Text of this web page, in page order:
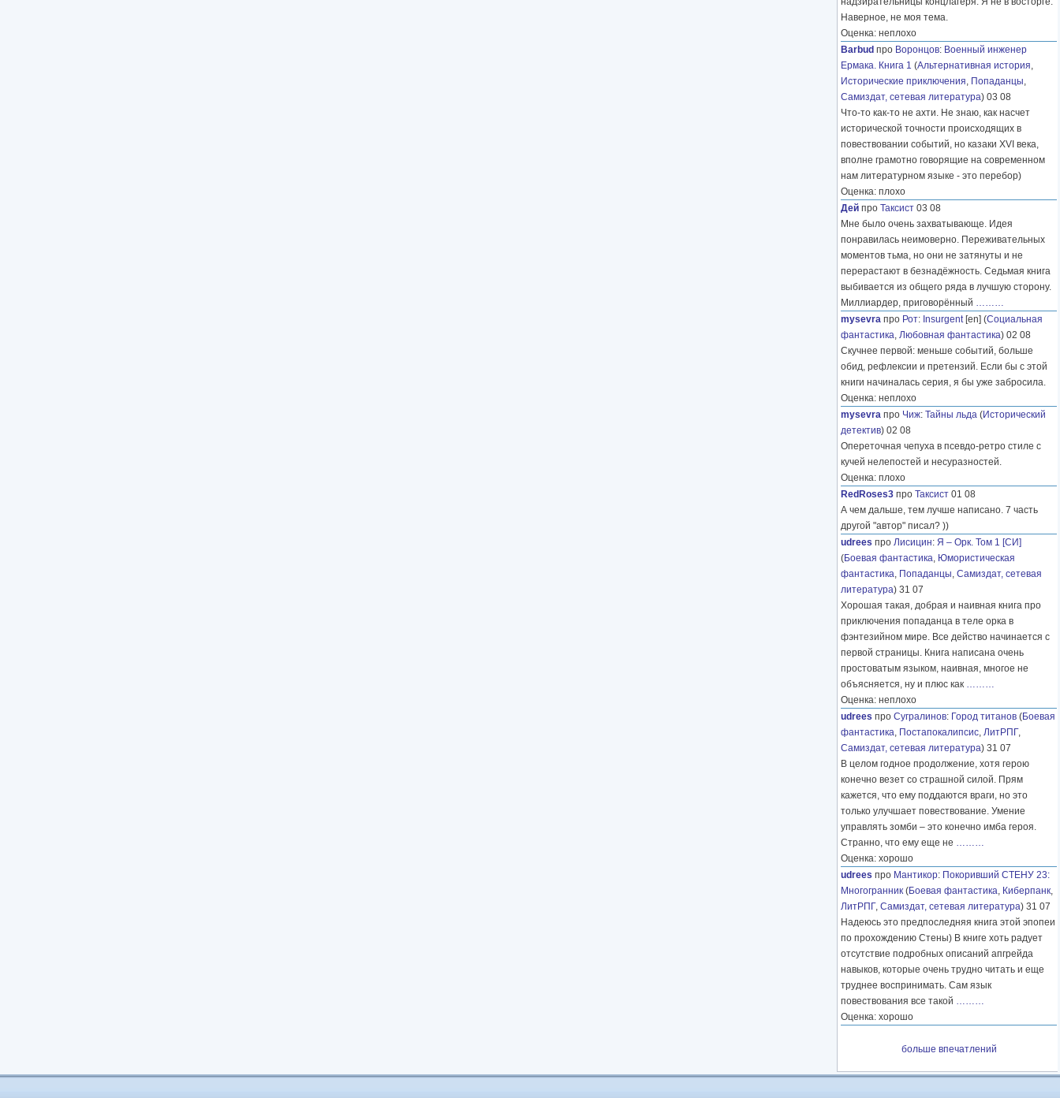
Наверное, не моя тема.
Оценка: неплохо
Barbud про Воронцов: Военный инженер
Ермака. Книга 1 (Альтернативная история,
Исторические приключения, Попаданцы,
Самиздат, сетевая литература) 03 08
Что-то как-то не ахти. Не знаю, как насчет
исторической точности происходящих в
повествовании событий, но казаки XVI века,
вполне грамотно говорящие на современном
нам литературном языке - это перебор)
Оценка: плохо
Дей про Таксист 03 08
Мне было очень захватывающе. Идея
понравилась неимоверно. Переживательных
моментов тьма, но они не затянуты и не
перерастают в безнадёжность. Седьмая книга
выбивается из общего ряда в лучшую сторону.
Миллиардер, приговорённый ………
mysevra про Рот: Insurgent[en] (Социальная
фантастика, Любовная фантастика) 02 08
Скучнее первой: меньше событий, больше
обид, рефлексии и претензий. Если бы с этой
книги начиналась серия, я бы уже забросила.
Оценка: неплохо
mysevra про Чиж: Тайны льда (Исторический
детектив) 02 08
Опереточная чепуха в псевдо-ретро стиле с
кучей нелепостей и несуразностей.
Оценка: плохо
RedRoses3 про Таксист 01 08
А чем дальше, тем лучше написано. 7 часть
другой "автор" писал? ))
udrees про Лисицин: Я – Орк. Том 1 [СИ]
(Боевая фантастика, Юмористическая
фантастика, Попаданцы, Самиздат, сетевая
литература) 31 07
Хорошая такая, добрая и наивная книга про
приключения попаданца в теле орка в
фэнтезийном мире. Все действо начинается с
первой страницы. Книга написана очень
простоватым языком, наивная, многое не
объясняется, ну и плюс как ………
Оценка: неплохо
udrees про Сугралинов: Город титанов (Боевая
фантастика, Постапокалипсис, ЛитРПГ,
Самиздат, сетевая литература) 31 07
В целом годное продолжение, хотя герою
конечно везет со страшной силой. Прям
кажется, что ему поддаются враги, но это
только улучшает повествование. Умение
управлять зомби – это конечно имба героя.
Странно, что ему еще не ………
Оценка: хорошо
udrees про Мантикор: Покоривший СТЕНУ 23:
Многогранник (Боевая фантастика, Киберпанк,
ЛитРПГ, Самиздат, сетевая литература) 31 07
Надеюсь это предпоследняя книга этой эпопеи
по прохождению Стены) В книге хоть радует
отсутствие подробных описаний апгрейда
навыков, которые очень трудно читать и еще
труднее воспринимать. Сам язык
повествования все такой ………
Оценка: хорошо
больше впечатлений